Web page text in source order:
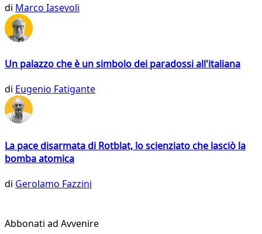
di Marco Iasevoli
Un palazzo che è un simbolo dei paradossi all'italiana
di Eugenio Fatigante
La pace disarmata di Rotblat, lo scienziato che lasciò la
bomba atomica
di Gerolamo Fazzini
Abbonati ad Avvenire